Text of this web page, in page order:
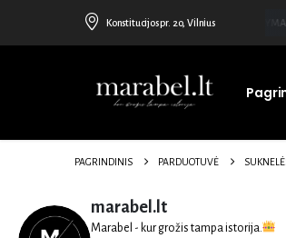
Konstitucijos pr. 20, Vilnius
NEMOKAMAS PRISTATYMAS
PAGRINDINIS PARDUOTUVĖ
marabel.lt
Marabel - kur grožis tampa istorija.